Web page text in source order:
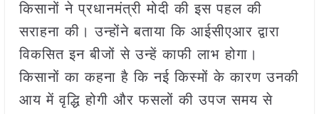
किसानों ने प्रधानमंत्री मोदी की इस पहल की
सराहना की। उन्होंने बताया कि आईसीएआर द्वारा
विकसित इन बीजों से उन्हें काफी लाभ होगा।
किसानों का कहना है कि नई किस्मों के कारण उनकी
आय में वृद्धि होगी और फसलों की उपज समय से